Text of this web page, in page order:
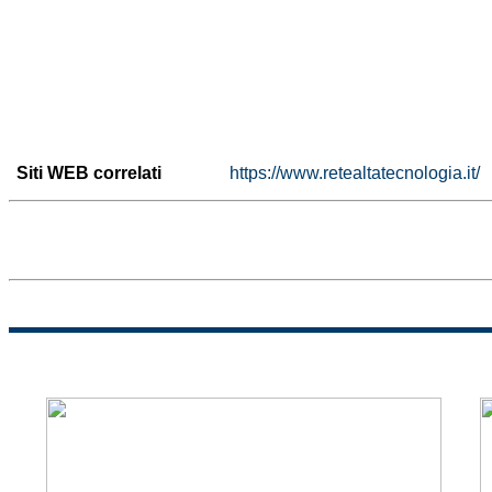
Siti WEB correlati https://www.retealtatecnologia.it/